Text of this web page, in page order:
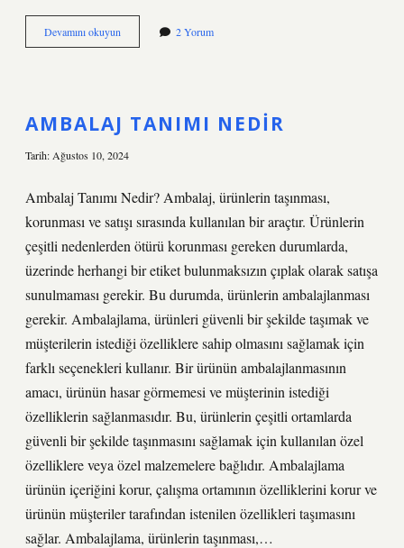
Devamını okuyun
dijital
2 Yorum
AMBALAJ TANIMI NEDIR
Tarih: Ağustos 10, 2024
Ambalaj Tanımı Nedir? Ambalaj, ürünlerin taşınması,
korunması ve satışı sırasında kullanılan bir araçtır. Ürünlerin
çeşitli nedenlerden ötürü korunması gereken durumlarda,
üzerinde herhangi bir etiket bulunmaksızın çıplak olarak satışa
sunulmaması gerekir. Bu durumda, ürünlerin ambalajlanması
gerekir. Ambalajlama, ürünleri güvenli bir şekilde taşımak ve
müşterilerin istediği özelliklere sahip olmasını sağlamak için
farklı seçenekleri kullanır. Bir ürünün ambalajlanmasının
amacı, ürünün hasar görmemesi ve müşterinin istediği
özelliklerin sağlanmasıdır. Bu, ürünlerin çeşitli ortamlarda
güvenli bir şekilde taşınmasını sağlamak için kullanılan özel
özelliklere veya özel malzemelere bağlıdır. Ambalajlama
ürünün içeriğini korur, çalışma ortamının özelliklerini korur ve
ürünün müşteriler tarafından istenilen özellikleri taşımasını
sağlar. Ambalajlama, ürünlerin taşınması,…